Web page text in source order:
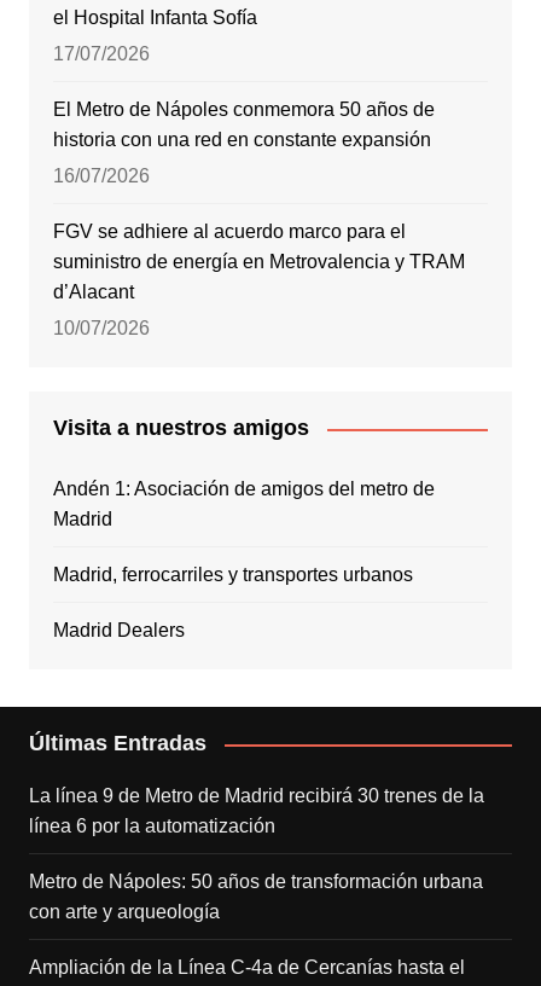
el Hospital Infanta Sofía
17/07/2026
El Metro de Nápoles conmemora 50 años de
historia con una red en constante expansión
16/07/2026
FGV se adhiere al acuerdo marco para el
suministro de energía en Metrovalencia y TRAM
d’Alacant
10/07/2026
Visita a nuestros amigos
Andén 1: Asociación de amigos del metro de
Madrid
Madrid, ferrocarriles y transportes urbanos
Madrid Dealers
Últimas Entradas
La línea 9 de Metro de Madrid recibirá 30 trenes de la
línea 6 por la automatización
Metro de Nápoles: 50 años de transformación urbana
con arte y arqueología
Ampliación de la Línea C-4a de Cercanías hasta el